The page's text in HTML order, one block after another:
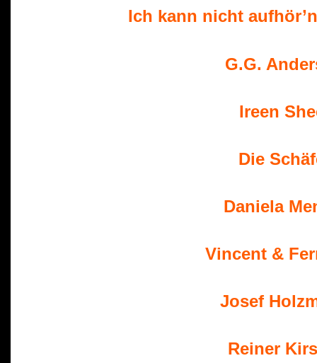
Ich kann nicht
G.G.
Ireen
Die
Daniela
Vincent &
Josef
Reiner